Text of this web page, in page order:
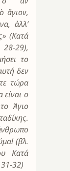
ἅγιον,
ἀλλ’
(Κατά
29),
το
δεν
τώρα
είναι ο
Άγιο
(βλ.
Κατά
31-32)